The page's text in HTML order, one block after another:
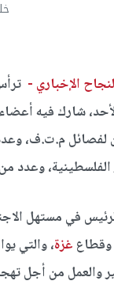
الإخباري -
شارك فيه
لفصائل م.ت.ف،
الفلسطينية، وعدد
في مستهل
وقطاع غزة، والتي
والعمل من أجل